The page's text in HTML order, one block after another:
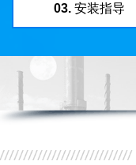
03.安装指导